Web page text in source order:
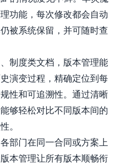
功能，每次修改都会自动
被系统保留，并可随时查
制度类文档，版本管理能
演变过程，精确定位到每
性和可追溯性。通过清晰
够轻松对比不同版本间的
。
部门在同一合同或方案上
本管理让所有版本顺畅衔